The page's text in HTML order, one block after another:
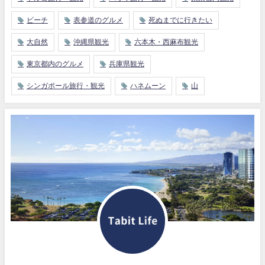
ビーチ 表参道のグルメ 死ぬまでに行きたい
大自然 沖縄県観光 六本木・西麻布観光
東京都内のグルメ 兵庫県観光
シンガポール旅行・観光 ハネムーン 山